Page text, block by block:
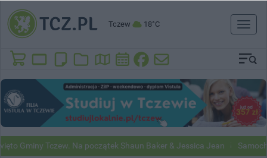
Tczew 18°C
Toggle
Gminy Tczew. Na początek Shaun Baker & Jessica Jean